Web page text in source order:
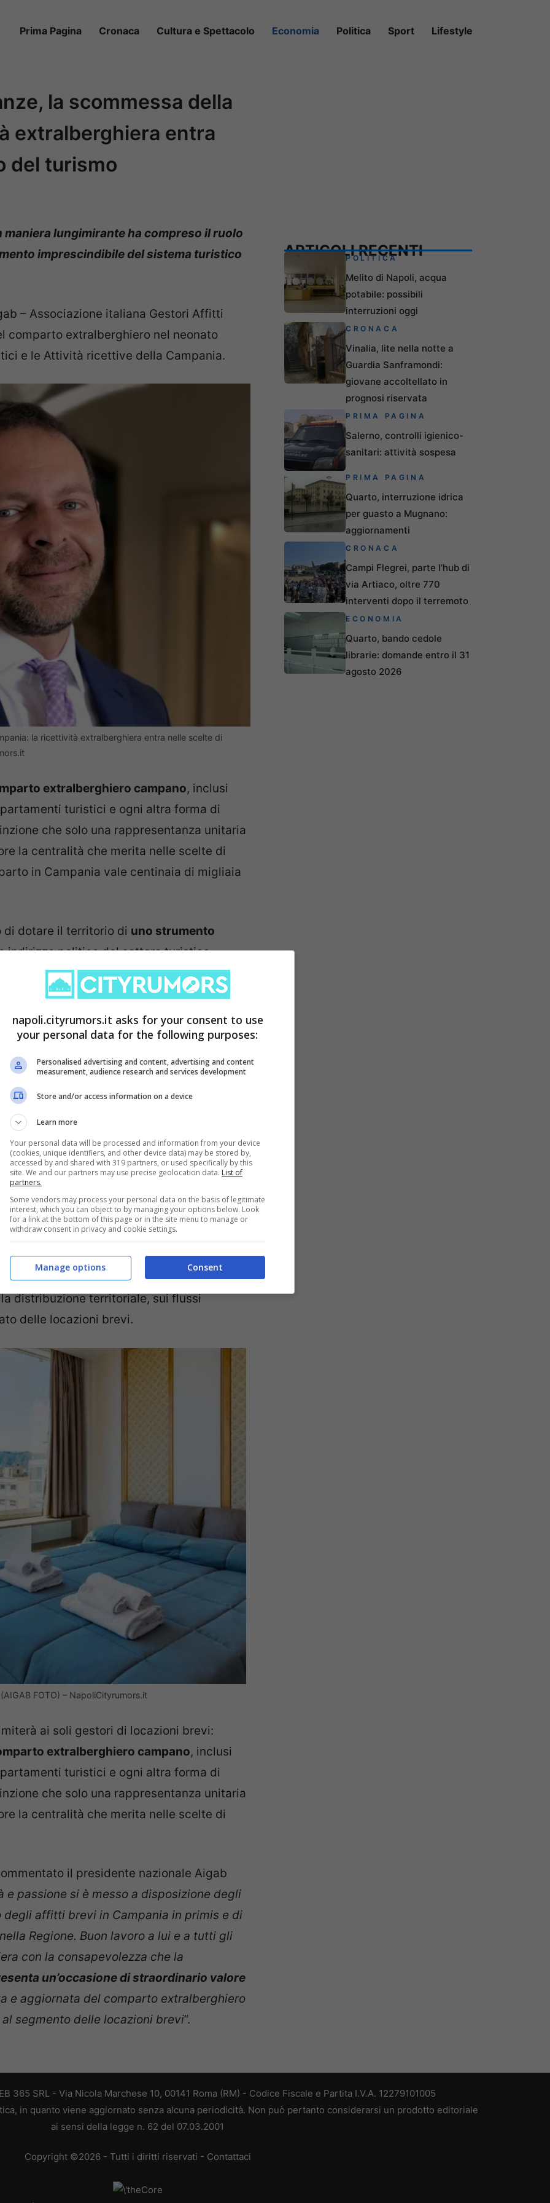
Prima Pagina Cronaca Cultura e Spettacolo Economia Politica Sport Lifestyle
la scommessa della
extralberghiera entra
del turismo
maniera lungimirante ha compreso il ruolo
imprescindibile del sistema turistico
– Associazione italiana Gestori Affitti
comparto extralberghiero nel neonato
e le Attività ricettive della Campania.
la ricettività extralberghiera entra nelle scelte di
extralberghiero campano, inclusi
turistici e ogni altra forma di
che solo una rappresentanza unitaria
la centralità che merita nelle scelte di
in Campania vale centinaia di migliaia
di dotare il territorio di uno strumento
indirizzo politico del settore turistico
ricettività: dalle strutture alberghiere
dalle locazioni brevi alle case
delle locazioni brevi”
che Aigab, nata specificamente per
–
di cui ci sentiamo alfieri. Grazie alla
ha compreso il ruolo chiave delle
del sistema turistico regionale”.
al tavolo regionalele analisi e le
professionale del comparto,
il patrimonio informativo di Aigab: dati
distribuzione territoriale, sui flussi
delle locazioni brevi.
FOTO) – NapoliCityrumors.it
ai soli gestori di locazioni brevi:
extralberghiero campano, inclusi
turistici e ogni altra forma di
che solo una rappresentanza unitaria
la centralità che merita nelle scelte di
il presidente nazionale Aigab
e passione si è messo a disposizione degli
affitti brevi in Campania in primis e di
Regione. Buon lavoro a lui e a tutti gli
con la consapevolezza che la
un’occasione di straordinario valore
e aggiornata del comparto extralberghiero
segmento delle locazioni brevi”.
ARTICOLI RECENTI
POLITICA
Melito di Napoli, acqua
potabile: possibili
interruzioni oggi
CRONACA
Vinalia, lite nella notte a
Guardia Sanframondi:
giovane accoltellato in
prognosi riservata
PRIMA PAGINA
Salerno, controlli igienico-
sanitari: attività sospesa
PRIMA PAGINA
Quarto, interruzione idrica
per guasto a Mugnano:
aggiornamenti
CRONACA
Campi Flegrei, parte l’hub di
via Artiaco, oltre 770
interventi dopo il terremoto
ECONOMIA
Quarto, bando cedole
librarie: domande entro il 31
agosto 2026
365 SRL - Via Nicola Marchese 10, 00141 Roma (RM) - Codice Fiscale e Partita I.V.A. 12279101005
in quanto viene aggiornato senza alcuna periodicità. Non può pertanto considerarsi un prodotto editoriale
ai sensi della legge n. 62 del 07.03.2001
Copyright ©2026 - Tutti i diritti riservati - Contattaci
napoli.cityrumors.it asks for your consent to use
your personal data for the following purposes:
Personalised advertising and content, advertising and content
measurement, audience research and services development
Store and/or access information on a device
Learn more
Your personal data will be processed and information from your device
(cookies, unique identifiers, and other device data) may be stored by,
accessed by and shared with 319 partners, or used specifically by this
site. We and our partners may use precise geolocation data. List of
partners.
Some vendors may process your personal data on the basis of legitimate
interest, which you can object to by managing your options below. Look
for a link at the bottom of this page or in the site menu to manage or
withdraw consent in privacy and cookie settings.
Consent
Manage options